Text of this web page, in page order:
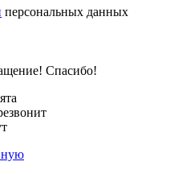
персональных данных
Спасибо!